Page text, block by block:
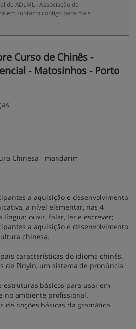
de ADLML - Associação de
em contacto contigo para mais
Curso de Chinês -
- Matosinhos - Porto
Chinesa - mandarim
a aquisição e desenvolvimento
a nível elementar, nas 4
língua: ouvir, falar, ler e escrever;
a aquisição e desenvolvimento
chinesa.
características do idioma chinês.
de Pinyin, um sistema de pronúncia
estruturas básicos para usar em
no ambiente profissional.
de noções básicas da gramática